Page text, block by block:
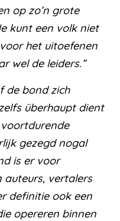
op zo’n grote
kunt een volk niet
het uitoefenen
wel de leiders.”
de bond zich
überhaupt dient
gezegd nogal
is er voor
vertalers
definitie ook een
opereren binnen